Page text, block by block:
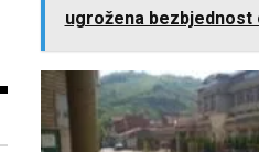
ugrožena bezbjednost